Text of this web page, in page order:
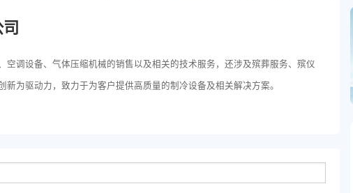
空调设备、气体压缩机械的销售以及相关的技术服务，还涉及殡葬服务、殡仪
新为驱动力，致力于为客户提供高质量的制冷设备及相关解决方案。